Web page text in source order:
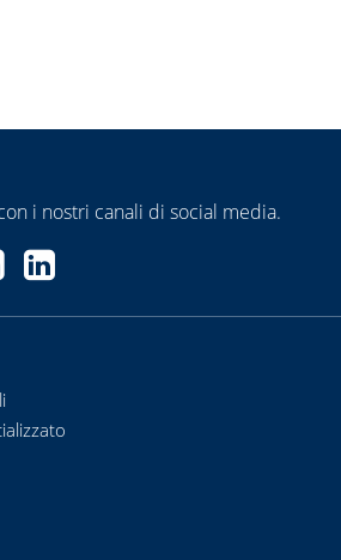
i nostri canali di social media.